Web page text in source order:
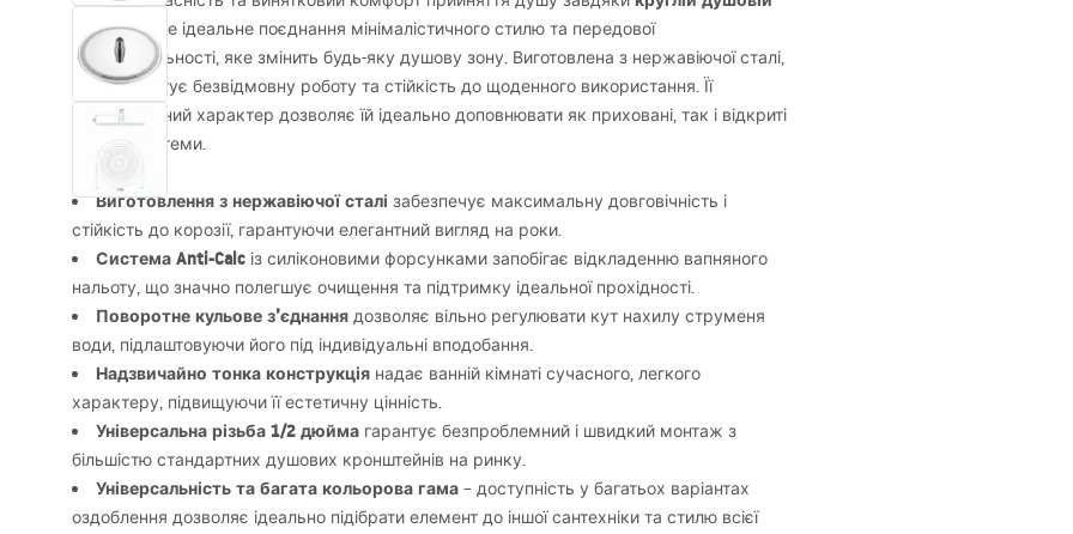
лійціREA. Це ідеальне поєднання мінімалістичного стилю та передової
функціональності, яке змінить будь-яку душову зону. Виготовлена з нержавіючої сталі,
вона гарантує безвідмовну роботу та стійкість до щоденного використання. Її
універсальний характер дозволяє їй ідеально доповнювати як приховані, так і відкриті
душові системи.
Виготовлення з нержавіючої сталі забезпечує максимальну довговічність і
стійкість до корозії, гарантуючи елегантний вигляд на роки.
Система Anti-Calc із силіконовими форсунками запобігає відкладенню вапняного
нальоту, що значно полегшує очищення та підтримку ідеальної прохідності.
Поворотне кульове з’єднання дозволяє вільно регулювати кут нахилу струменя
води, підлаштовуючи його під індивідуальні вподобання.
Надзвичайно тонка конструкція надає ванній кімнаті сучасного, легкого
характеру, підвищуючи її естетичну цінність.
Універсальна різьба 1/2 дюйма гарантує безпроблемний і швидкий монтаж з
більшістю стандартних душових кронштейнів на ринку.
Універсальність та багата кольорова гама – доступність у багатьох варіантах
оздоблення дозволяє ідеально підібрати елемент до іншої сантехніки та стилю всієї